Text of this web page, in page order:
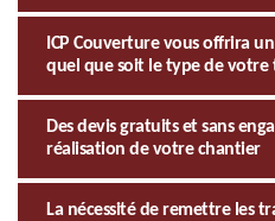
ICP Couverture vous offrira
quel que soit le type de votre
Des devis gratuits et sans
réalisation de votre chantier
La nécessité de remettre les